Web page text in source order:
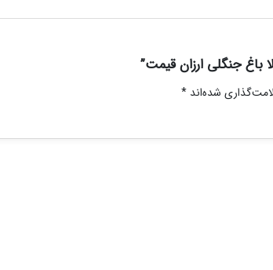
جنگلی ارزان قیمت”
شده‌اند *